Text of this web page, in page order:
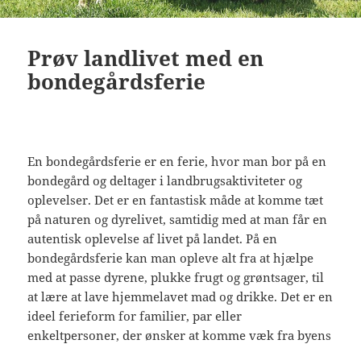
Prøv landlivet med en
bondegårdsferie
En bondegårdsferie er en ferie, hvor man bor på en
bondegård og deltager i landbrugsaktiviteter og
oplevelser. Det er en fantastisk måde at komme tæt
på naturen og dyrelivet, samtidig med at man får en
autentisk oplevelse af livet på landet. På en
bondegårdsferie kan man opleve alt fra at hjælpe
med at passe dyrene, plukke frugt og grøntsager, til
at lære at lave hjemmelavet mad og drikke. Det er en
ideel ferieform for familier, par eller
enkeltpersoner, der ønsker at komme væk fra byens